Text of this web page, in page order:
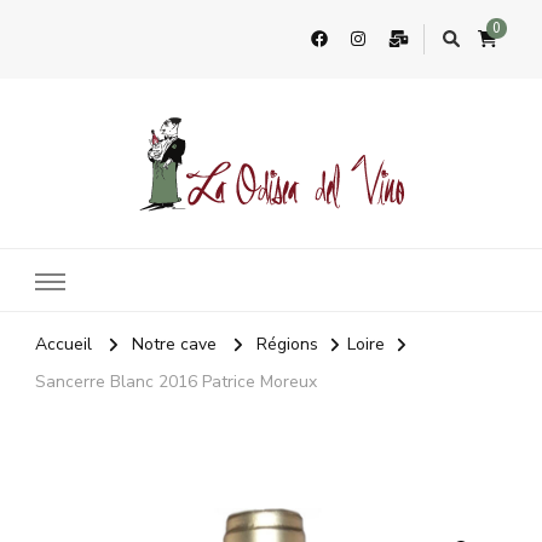
0
Accueil Notre cave Régions
Loire
Sancerre Blanc 2016 Patrice Moreux